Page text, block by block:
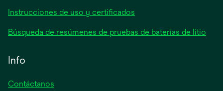
Instrucciones de uso y certificados
Búsqueda de resúmenes de pruebas de baterías de litio
Info
Contáctanos